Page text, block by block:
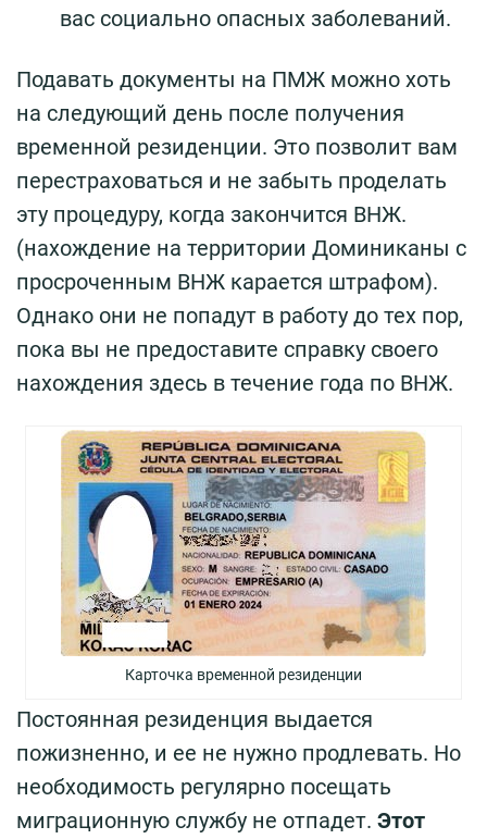
вас социально опасных заболеваний.
Подавать документы на ПМЖ можно хоть
на следующий день после получения
временной резиденции. Это позволит вам
перестраховаться и не забыть проделать
эту процедуру, когда закончится ВНЖ.
(нахождение на территории Доминиканы с
просроченным ВНЖ карается штрафом).
Однако они не попадут в работу до тех пор,
пока вы не предоставите справку своего
нахождения здесь в течение года по ВНЖ.
Карточка временной резиденции
Постоянная резиденция выдается
пожизненно, и ее не нужно продлевать. Но
необходимость регулярно посещать
миграционную службу не отпадет. Этот